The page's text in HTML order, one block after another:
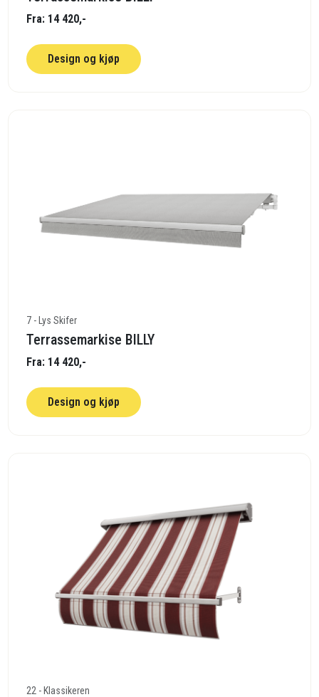
Fra: 14 420,-
Design og kjøp
7 - Lys Skifer
Terrassemarkise BILLY
Fra: 14 420,-
Design og kjøp
22 - Klassikeren